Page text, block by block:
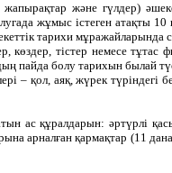
және гүлдер)
жұмыс істеген атақты 10
тарихи мұражайларында
көздер, тістер немесе тұтас
пайда болу тарихын былай
– қол, аяқ, жүрек түріндегі
ас құралдарын: әртүрлі
арналған қармақтар (11